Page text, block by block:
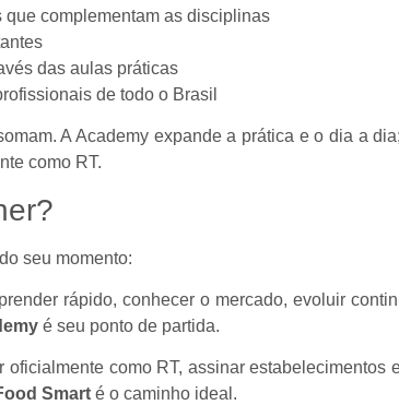
que complementam as disciplinas
das aulas práticas
de todo o Brasil
A Academy expande a prática e o dia a
como RT.
seu momento:
rápido, conhecer o mercado, evoluir
é seu ponto de partida.
oficialmente como RT, assinar estabelecimentos
Smart é o caminho ideal.